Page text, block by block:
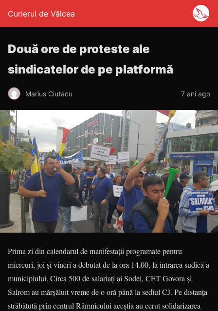
Curierul de Vâlcea
Două ore de proteste ale
sindicatelor de pe platformă
Marius Ciutacu 7 ani ago
Prima zi din calendarul de manifestații programate pentru
miercuri, joi și vineri a debutat de la ora 14.00, la intrarea sudică a
municipiului. Circa 500 de salariați ai Sodei, CET Govora și
Salrom au mărșăluit vreme de o oră până la sediul CJ. Pe distanța
străbătută prin centrul Râmnicului aceștia au cerut solidarizarea